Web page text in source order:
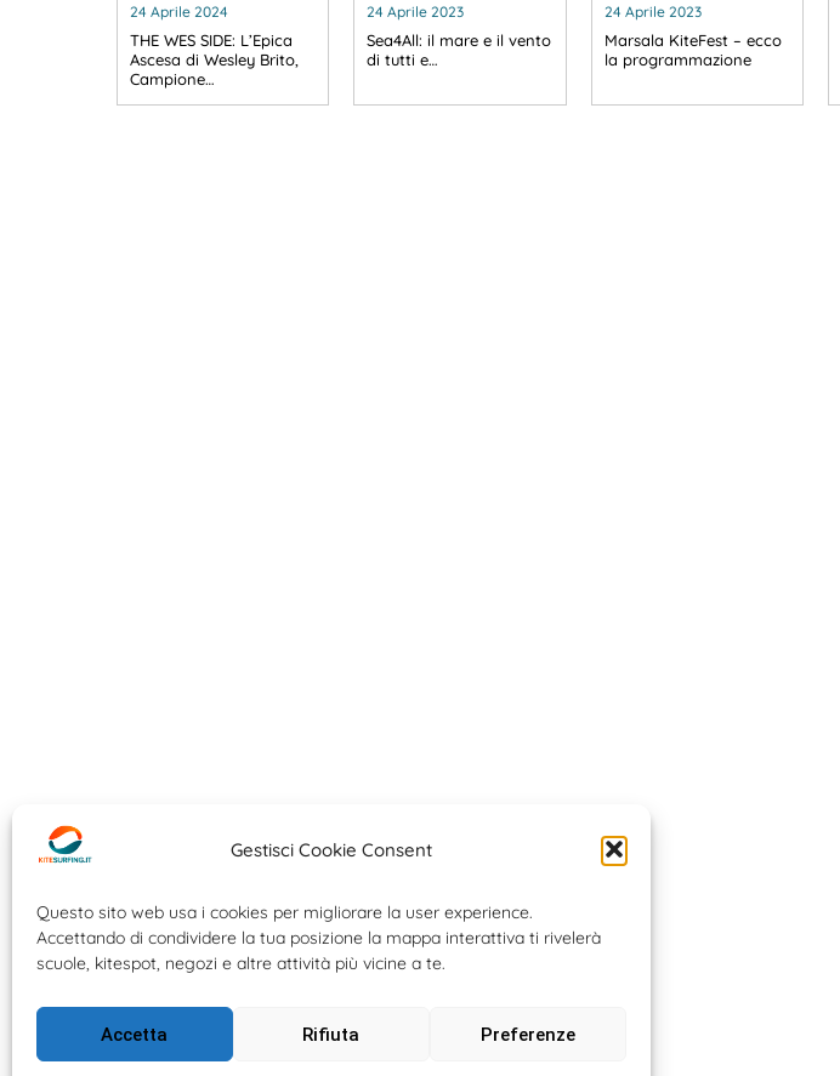
Gestisci Cookie Consent
Questo sito web usa i cookies per migliorare la user experience.
Accettando di condividere la tua posizione la mappa interattiva ti rivelerà
scuole, kitespot, negozi e altre attività più vicine a te.
Accetta Rifiuta Preferenze
24 Aprile 2024
THE WES SIDE: L’Epica
Ascesa di Wesley Brito,
Campione…
24 Aprile 2023
Sea4All: il mare e il vento
di tutti e…
24 Aprile 2023
Marsala KiteFest – ecco
la programmazione